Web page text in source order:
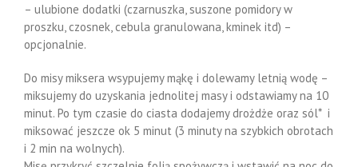
– ulubione dodatki (czarnuszka, suszone pomidory w
proszku, czosnek, cebula granulowana, kminek itd) –
opcjonalnie.
Do misy miksera wsypujemy mąkę i dolewamy letnią wodę –
miksujemy do uzyskania jednolitej masy i odstawiamy na 10
minut. Po tym czasie do ciasta dodajemy drożdże oraz sól* i
miksować jeszcze ok 5 minut (3 minuty na szybkich obrotach
i 2 min na wolnych).